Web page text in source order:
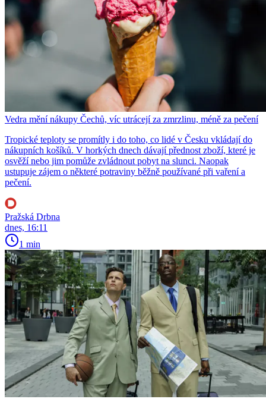
Vedra mění nákupy Čechů, víc utrácejí za zmrzlinu, méně za pečení
Tropické teploty se promítly i do toho, co lidé v Česku vkládají do
nákupních košíků. V horkých dnech dávají přednost zboží, které je
osvěží nebo jim pomůže zvládnout pobyt na slunci. Naopak
ustupuje zájem o některé potraviny běžně používané při vaření a
pečení.
Pražská Drbna
dnes, 16:11
1 min